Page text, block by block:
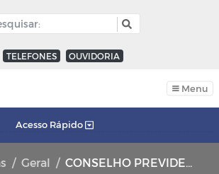
TELEFONES OUVIDORIA
Menu
Acesso Rápido
Geral CONSELHO PREVIDENCIÁRIO SE REÚNE E ELEGE NOVO CONSELHO FISCAL NESTA QUINTA (04)